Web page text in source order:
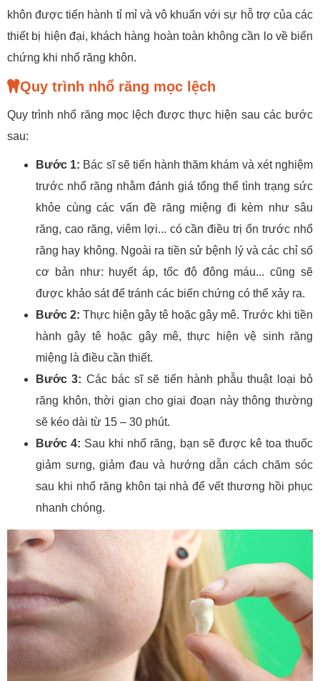
khôn được tiến hành tỉ mỉ và vô khuẩn với sự hỗ trợ của các
thiết bị hiện đại, khách hàng hoàn toàn không cần lo về biến
chứng khi nhổ răng khôn.
Quy trình nhổ răng mọc lệch
Quy trình nhổ răng mọc lệch được thực hiện sau các bước
sau:
Bước 1: Bác sĩ sẽ tiến hành thăm khám và xét nghiệm
trước nhổ răng nhằm đánh giá tổng thể tình trạng sức
khỏe cùng các vấn đề răng miệng đi kèm như sâu
răng, cao răng, viêm lợi... có cần điều trị ổn trước nhổ
răng hay không. Ngoài ra tiền sử bệnh lý và các chỉ số
cơ bản như: huyết áp, tốc độ đông máu... cũng sẽ
được khảo sát để tránh các biến chứng có thể xảy ra.
Bước 2: Thực hiện gây tê hoặc gây mê. Trước khi tiền
hành gây tê hoặc gây mê, thực hiện vệ sinh răng
miệng là điều cần thiết.
Bước 3: Các bác sĩ sẽ tiến hành phẫu thuật loại bỏ
răng khôn, thời gian cho giai đoạn này thông thường
sẽ kéo dài từ 15 – 30 phút.
Bước 4: Sau khi nhổ răng, bạn sẽ được kê toa thuốc
giảm sưng, giảm đau và hướng dẫn cách chăm sóc
sau khi nhổ răng khôn tại nhà để vết thương hồi phục
nhanh chóng.